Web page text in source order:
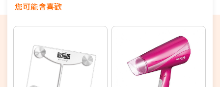
您可能會喜歡